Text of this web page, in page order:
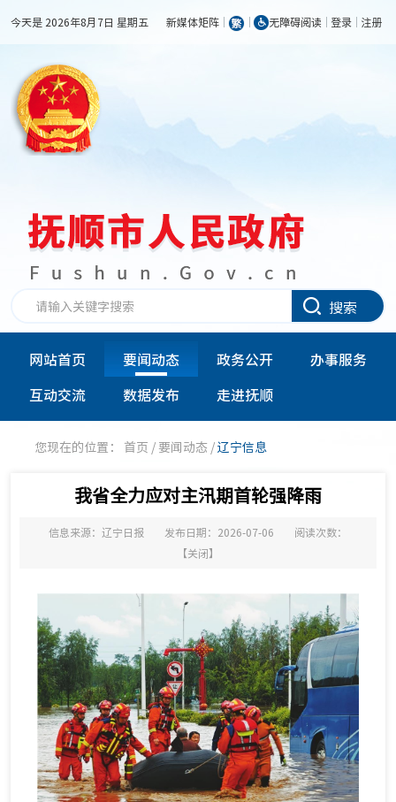
今天是 2026年8月7日 星期五 新媒体矩阵 无障碍阅读 登录 注册
搜索
网站首页 要闻动态 政务公开
办事服务
互动交流
数据发布 走进抚顺
您现在的位置： 首页 / 要闻动态 /辽宁信息
我省全力应对主汛期首轮强降雨
信息来源：辽宁日报 发布日期：2026-07-06
阅读次数：
【关闭】